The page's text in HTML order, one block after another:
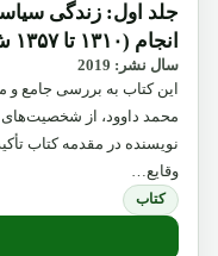
جلد اول: زندگی
انجام (۱۳۱۰ تا ۱۳۵۷ ش)
سال نشر: 2019
این کتاب به بررسی جامع
محمد داوود، از شخصیت‌های
نویسنده در مقدمه کتاب
وقایع…
کتاب